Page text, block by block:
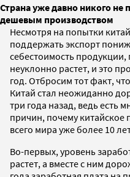
Страна уже давно никого не
дешевым производством
Несмотря на попытки
поддержать экспорт
себестоимость
неуклонно растет, и это
год. Отбросим тот факт,
Китай стал неожиданно
три года назад, ведь есть
причин, почему китайское
всего мира уже более 10
Во-первых, уровень
растет, а вместе с ним